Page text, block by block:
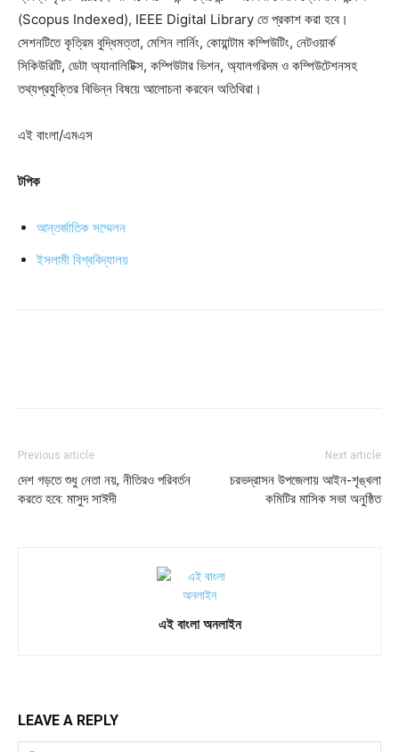
(Scopus Indexed), IEEE Digital Library তে প্রকাশ করা হবে।
সেশনটিতে কৃত্রিম বুদ্ধিমত্তা, মেশিন লার্নিং, কোয়ান্টাম কম্পিউটিং, নেটওয়ার্ক
সিকিউরিটি, ডেটা অ্যানালিটিক্স, কম্পিউটার ভিশন, অ্যালগরিদম ও কম্পিউটেশনসহ
তথ্যপ্রযুক্তির বিভিন্ন বিষয়ে আলোচনা করবেন অতিথিরা।
এই বাংলা/এমএস
টপিক
আন্তর্জাতিক সম্মেলন
ইসলামী বিশ্ববিদ্যালয়
Previous article
দেশ গড়তে শুধু নেতা নয়, নীতিরও পরিবর্তন
করতে হবে: মাসুদ সাঈদী
Next article
চরভদ্রাসন উপজেলায় আইন-শৃঙ্খলা
কমিটির মাসিক সভা অনুষ্ঠিত
এই বাংলা অনলাইন
LEAVE A REPLY